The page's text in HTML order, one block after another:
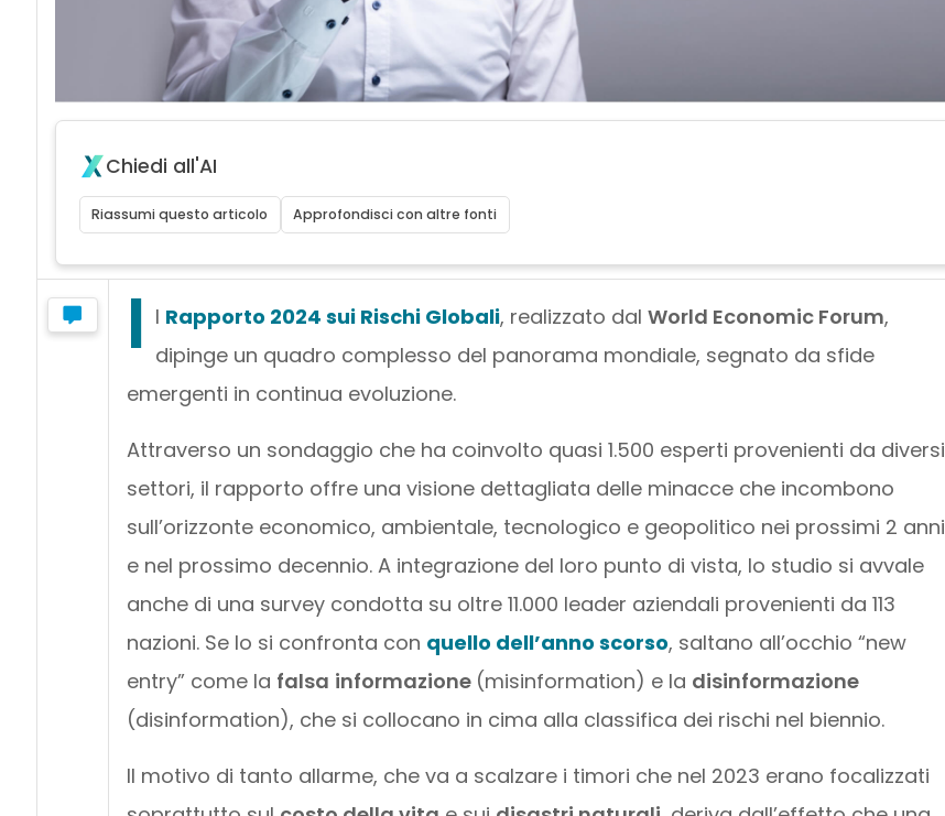
Chiedi all'AI
Riassumi questo articolo Approfondisci con altre fonti
I l Rapporto 2024 sui Rischi Globali, realizzato dal World Economic Forum,
dipinge un quadro complesso del panorama mondiale, segnato da sfide
emergenti in continua evoluzione.
Attraverso un sondaggio che ha coinvolto quasi 1.500 esperti provenienti da diversi
settori, il rapporto offre una visione dettagliata delle minacce che incombono
sull’orizzonte economico, ambientale, tecnologico e geopolitico nei prossimi 2 anni
e nel prossimo decennio. A integrazione del loro punto di vista, lo studio si avvale
anche di una survey condotta su oltre 11.000 leader aziendali provenienti da 113
nazioni. Se lo si confronta con quello dell’anno scorso, saltano all’occhio “new
entry” come la falsa informazione (misinformation) e la disinformazione
(disinformation), che si collocano in cima alla classifica dei rischi nel biennio.
Il motivo di tanto allarme, che va a scalzare i timori che nel 2023 erano focalizzati